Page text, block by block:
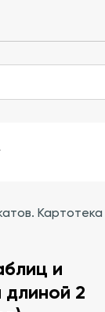
и
длиной 2